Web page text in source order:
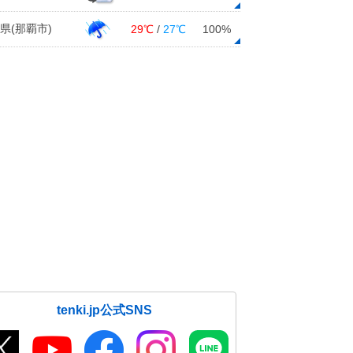
(那覇市) 29℃ / 27℃ 100%
tenki.jp公式SNS